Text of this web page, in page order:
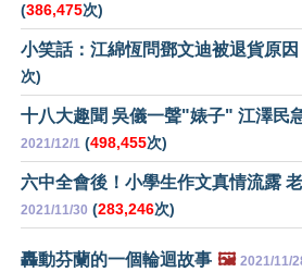
(386,475次)
小笑話：江綿恆問鄧文迪被退貨原因
次)
十八大趣聞 吳儀一聲"婊子" 江澤民
2021/12/1 (498,455次)
六中全會後！小學生作文真情流露
2021/11/30 (283,246次)
轟動芬蘭的一個輪迴故事 🖼️ 2021/11/